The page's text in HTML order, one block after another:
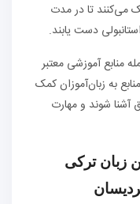
می‌کنند تا در مدت
دست یابند.
منابع آموزشی معتبر
به زبان‌آموزان کمک
آشنا شوند و مهارت
زبان ترکی